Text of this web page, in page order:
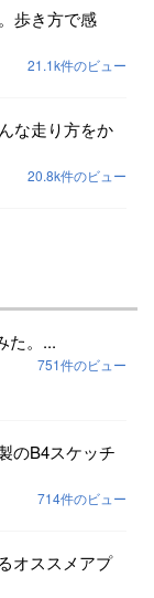
歩き方で感
21.1k件のビュー
な走り方をか
20.8k件のビュー
た。...
751件のビュー
のB4スケッチ
714件のビュー
オススメアプ